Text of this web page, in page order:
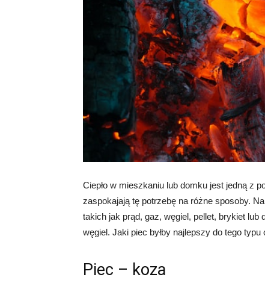
Ciepło w mieszkaniu lub domku jest jedną z
zaspokajają tę potrzebę na różne sposoby.
takich jak prąd, gaz, węgiel, pellet, brykiet
węgiel. Jaki piec byłby najlepszy do tego typu
Piec – koza